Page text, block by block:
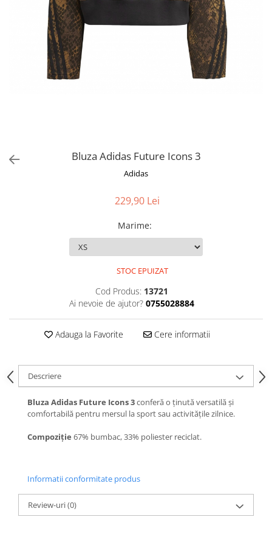
Bluza Adidas Future Icons 3
Adidas
229,90 Lei
Marime:
STOC EPUIZAT
Cod Produs: 13721
Ai nevoie de ajutor? 0755028884
Adauga la Favorite Cere informatii
Descriere
Bluza Adidas Future Icons 3conferă o ținută versatilă și
comfortabilă pentru mersul la sport sau activitățile zilnice.
Compoziție 67% bumbac, 33% poliester reciclat.
Informatii conformitate produs
Review-uri(0)